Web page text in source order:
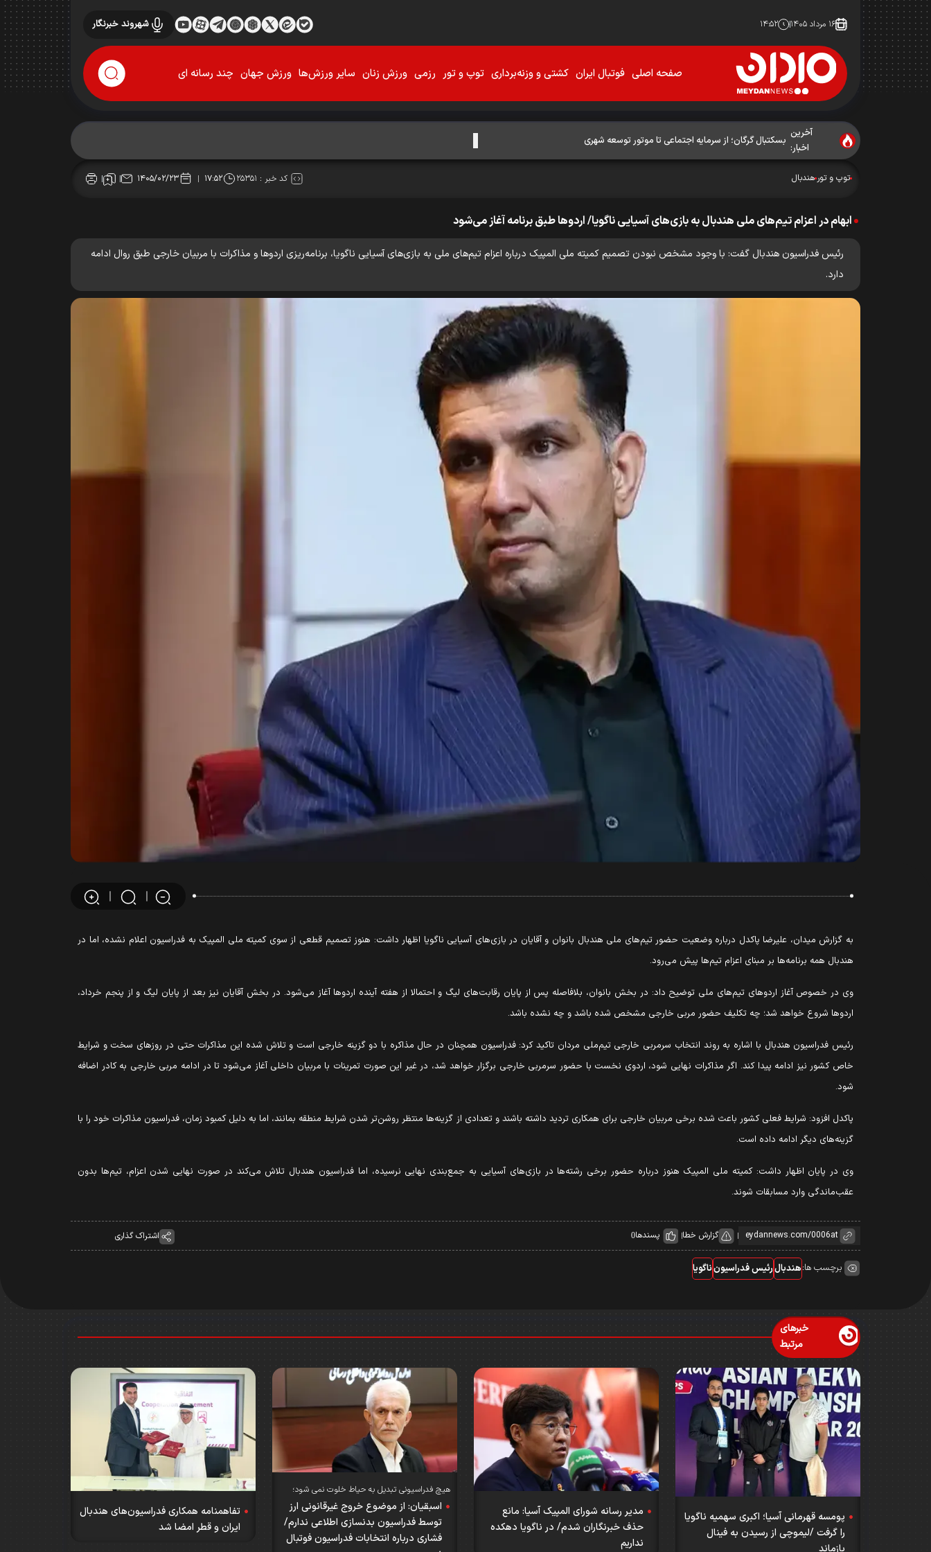
۱۶ مرداد ۱۴۰۵ ۱۴:۵۲ شهروند خبرنگار
صفحه اصلی فوتبال ایران کشتی و وزنه‌برداری توپ و تور رزمی ورزش زنان سایر ورزش‌ها ورزش جهان چند رسانه ای
آخرین
اخبار:
بسکتبال گرگان؛ از سرمایه اجتماعی تا موتور توسعه شهری
توپ و تور هندبال کد خبر : ۲۵۳۵۱ ۱۷:۵۲ ۱۴۰۵/۰۲/۲۳
ابهام در اعزام تیم‌های ملی هندبال به بازی‌های آسیایی ناگویا/ اردوها طبق برنامه آغاز می‌شود
رئیس فدراسیون هندبال گفت: با وجود مشخص نبودن تصمیم کمیته ملی المپیک درباره اعزام تیم‌های ملی به بازی‌های آسیایی ناگویا، برنامه‌ریزی اردوها و مذاکرات با مربیان خارجی طبق روال ادامه
دارد.
به گزارش میدان، علیرضا پاکدل درباره وضعیت حضور تیم‌های ملی هندبال بانوان و آقایان در بازی‌های آسیایی ناگویا اظهار داشت: هنوز تصمیم قطعی از سوی کمیته ملی المپیک به فدراسیون اعلام نشده، اما در
هندبال همه برنامه‌ها بر مبنای اعزام تیم‌ها پیش می‌رود.
وی در خصوص آغاز اردوهای تیم‌های ملی توضیح داد: در بخش بانوان، بلافاصله پس از پایان رقابت‌های لیگ و احتمالا از هفته آینده اردوها آغاز می‌شود. در بخش آقایان نیز بعد از پایان لیگ و از پنجم خرداد،
اردوها شروع خواهد شد؛ چه تکلیف حضور مربی خارجی مشخص شده باشد و چه نشده باشد.
رئیس فدراسیون هندبال با اشاره به روند انتخاب سرمربی خارجی تیم‌ملی مردان تاکید کرد: فدراسیون همچنان در حال مذاکره با دو گزینه خارجی است و تلاش شده این مذاکرات حتی در روزهای سخت و شرایط
خاص کشور نیز ادامه پیدا کند. اگر مذاکرات نهایی شود، اردوی نخست با حضور سرمربی خارجی برگزار خواهد شد، در غیر این صورت تمرینات با مربیان داخلی آغاز می‌شود تا در ادامه مربی خارجی به کادر اضافه
شود.
پاکدل افزود: شرایط فعلی کشور باعث شده برخی مربیان خارجی برای همکاری تردید داشته باشند و تعدادی از گزینه‌ها منتظر روشن‌تر شدن شرایط منطقه بمانند، اما به دلیل کمبود زمان، فدراسیون مذاکرات خود را با
گزینه‌های دیگر ادامه داده است.
وی در پایان اظهار داشت: کمیته ملی المپیک هنوز درباره حضور برخی رشته‌ها در بازی‌های آسیایی به جمع‌بندی نهایی نرسیده، اما فدراسیون هندبال تلاش می‌کند در صورت نهایی شدن اعزام، تیم‌ها بدون
عقب‌ماندگی وارد مسابقات شوند.
گزارش خطا پسندها0 اشتراک گذاری
برچسب ها:هندبالرئیس فدراسیونناگویا
خبرهای
مرتبط
پومسه قهرمانی آسیا؛ اکبری سهمیه ناگویا
را گرفت /لیموچی از رسیدن به فینال
بازماند
مدیر رسانه شورای المپیک آسیا: مانع
حذف خبرنگاران شدم/ در ناگویا دهکده
نداریم
هیچ فدراسیونی تبدیل به حیاط خلوت نمی شود؛
اسبقیان: از موضوع خروج غیرقانونی ارز
توسط فدراسیون بدنسازی اطلاعی ندارم/
فشاری درباره انتخابات فدراسیون فوتبال
تفاهمنامه همکاری فدراسیون‌های هندبال
ایران و قطر امضا شد